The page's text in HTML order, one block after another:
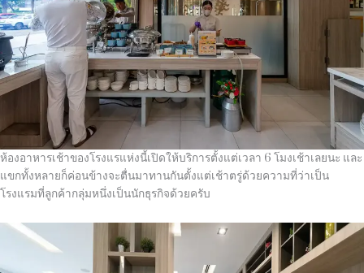
ห้องอาหารเช้าของโรงแรแห่งนี้เปิดให้บริการตั้งแต่เวลา 6 โมงเช้าเลยนะ และ
แขกทั้งหลายก็ค่อนข้างจะตื่นมาทานกันตั้งแต่เช้าตรู่ด้วยความที่ว่าเป็น
โรงแรมที่ลูกค้ากลุ่มหนึ่งเป็นนักธุรกิจด้วยครับ